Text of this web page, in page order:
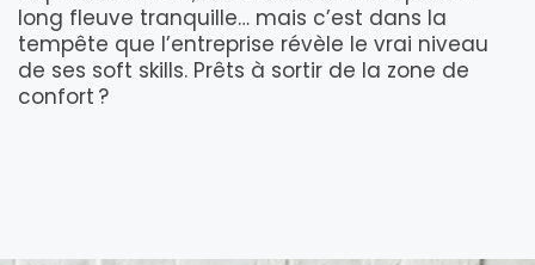
long fleuve tranquille… mais c’est dans la
tempête que l’entreprise révèle le vrai niveau
de ses soft skills. Prêts à sortir de la zone de
confort ?